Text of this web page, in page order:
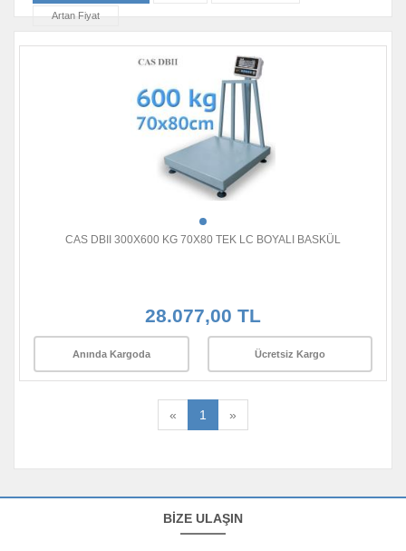
Artan Fiyat
CAS DBII 300X600 KG 70X80 TEK LC BOYALI BASKÜL
28.077,00 TL
Anında Kargoda Ücretsiz Kargo
« 1 »
BİZE ULAŞIN